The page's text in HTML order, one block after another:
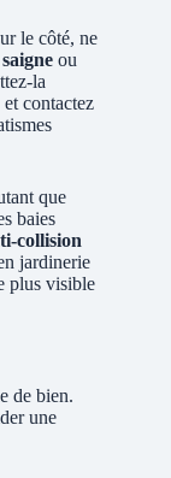
le côté, ne
ou
la
contactez
que
baies
collision
jardinerie
plus visible
de bien.
une